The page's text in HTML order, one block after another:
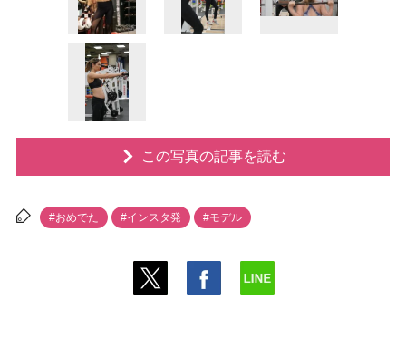
この写真の記事を読む
#おめでた #インスタ発 #モデル